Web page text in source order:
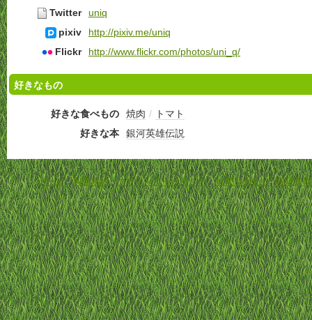
Twitter
uniq
pixiv
http://pixiv.me/uniq
Flickr
http://www.flickr.com/photos/uni_q/
好きなもの
好きな食べもの 焼肉 /
トマト
好きな本
銀河英雄伝説
ホーム-利用規約-プライバシーポリシー-お問い合わせ-特定商